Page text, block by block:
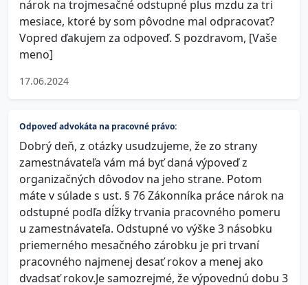
nárok na trojmesačné odstupné plus mzdu za tri
mesiace, ktoré by som pôvodne mal odpracovať?
Vopred ďakujem za odpoveď. S pozdravom, [Vaše
meno]
17.06.2024
Odpoveď advokáta na pracovné právo:
Dobrý deň, z otázky usudzujeme, že zo strany
zamestnávateľa vám má byť daná výpoveď z
organizačných dôvodov na jeho strane. Potom
máte v súlade s ust. § 76 Zákonníka práce nárok na
odstupné podľa dĺžky trvania pracovného pomeru
u zamestnávateľa. Odstupné vo výške 3 násobku
priemerného mesačného zárobku je pri trvaní
pracovného najmenej desať rokov a menej ako
dvadsať rokov.Je samozrejmé, že výpovednú dobu 3